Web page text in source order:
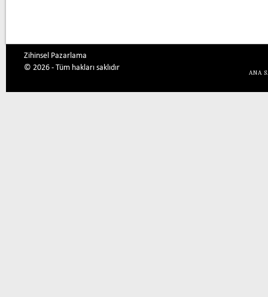
Zihinsel Pazarlama
© 2026 - Tüm hakları saklıdır
ANA